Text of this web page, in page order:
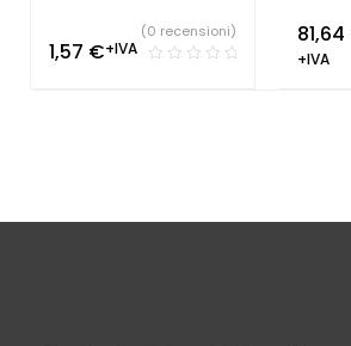
1,57 €+IVA
(0 recensioni) 81,64
+IVA